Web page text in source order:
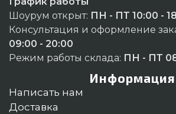
Шоурум открыт: ПН - ПТ 10:00 -
Консультация и оформление
09:00 - 20:00
Режим работы склада: ПН - ПТ
Информация
Написать нам
Доставка